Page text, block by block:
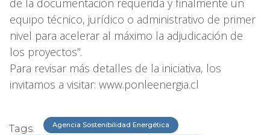
equipo técnico, jurídico o administrativo de primer
nivel para acelerar al máximo la adjudicación de
los proyectos”.
Para revisar más detalles de la iniciativa, los
invitamos a visitar: www.ponleenergia.cl
Tags: Agencia Sostenibilidad Energética